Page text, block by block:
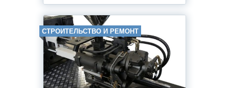
СТРОИТЕЛЬСТВО И РЕМОНТ